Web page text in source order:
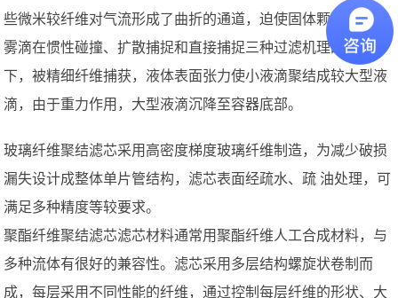
些微米较纤维对气流形成了曲折的通道，迫使固体颗粒和液体
雾滴在惯性碰撞、扩散捕捉和直接捕捉三种过滤机理的作用
下，被精细纤维捕获，液体表面张力使小液滴聚结成较大型液
滴，由于重力作用，大型液滴沉降至容器底部。
玻璃纤维聚结滤芯采用高密度梯度玻璃纤维制造，为减少破损
漏失设计成整体单片管结构，滤芯表面经疏水、疏 油处理，可
满足多种精度等较要求。
聚酯纤维聚结滤芯滤芯材料通常用聚酯纤维人工合成材料，与
多种流体有很好的兼容性。滤芯采用多层结构螺旋状卷制而
成，每层采用不同性能的纤维，通过控制每层纤维的形状、大